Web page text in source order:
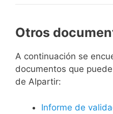
Otros
A continuación se
documentos que
de Alpartir:
Informe de